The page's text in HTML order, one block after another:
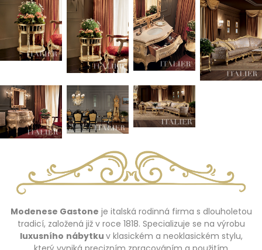
Modenese Gastone je italská rodinná firma s dlouholetou
tradicí, založená již v roce 1818. Specializuje se na výrobu
luxusního nábytku v klasickém a neoklasickém stylu,